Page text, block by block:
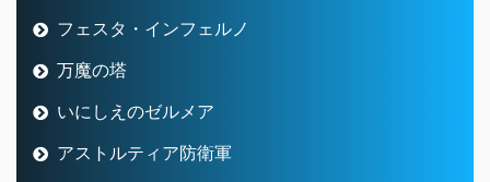
フェスタ・インフェルノ
万魔の塔
いにしえのゼルメア
アストルティア防衛軍